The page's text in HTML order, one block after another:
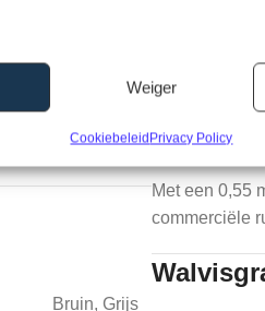
Weiger
CookiebeleidPrivacy Policy
Bruin, Grijs
De robuuste
strakke
Met een 0,55
commerciële